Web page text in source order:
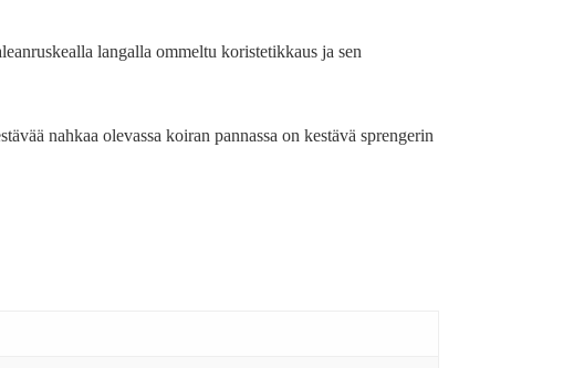
langalla ommeltu koristetikkaus ja sen
nahkaa olevassa koiran pannassa on kestävä sprengerin